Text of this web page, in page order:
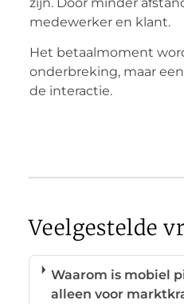
medewerker en klant.
Het betaalmoment
onderbreking, maar
de interactie.
Veelgestelde
Waarom is mobiel
alleen voor